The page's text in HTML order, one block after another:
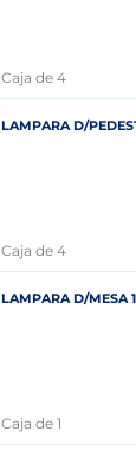
Caja de 4
LAMPARA D/
Caja de 4
LAMPARA D/MESA
Caja de 1